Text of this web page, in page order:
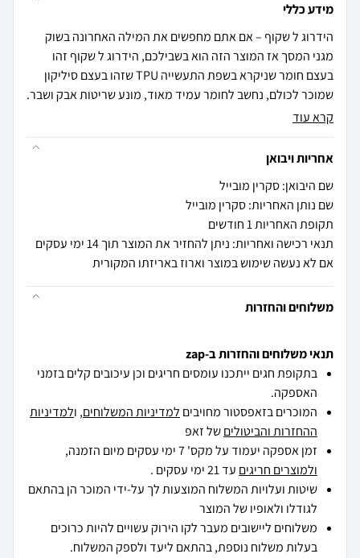
מידע כללי
הידרוג ל שקוף – אם אתם מחפשים את המילה האחרונה בשוק
מגני המסך אז המוצר הזה הוא בשבילכם, הידרוג ל שקוף זהו
בעצם חומר שניקרא בשפת התעשייה TPU שזהו בעצם סיליקון
שמוכר לכולם, נחשב לחומר עמיד מאוד, מונע שריטות אבק ושבר.
קרא עוד
אחריות ויבואן
שם היבואן: סקרין מובייל
שם נותן האחריות: סקרין מובייל
תקופת האחריות 1 חודשים
תנאי רכישה ואחריות: ניתן להחזיר את המוצר תוך 14 ימי עסקים
אם לא נעשה שימוש במוצר וארוז באריזתו המקורית
משלוחים והחזרות
תנאי משלוחים והחזרות ב-zap
בתקופת חגים ייתכנו עומסים חריגים וכן עיכובים קלים בזמני
האספקה.
המוכרים בזאפסטור מחויבים למדיניות המשלוחים, ולמדיניות
ההחזרות והביטוליםשל זאפ
זמן אספקה יעמוד על מקס' 7 ימי עסקים מיום הזמנה,
ולמוצרים חריגים עד 21 ימי עסקים .
שיטות ועלויות המשלוח המוצעות לך על-ידי המוכר הן בהתאם
לגודלו ולאופיו של המוצר
משלוחים ליישובים מעבר לקו הירוק עשויים להיות כרוכים
בעלות משלוח נוספת, בהתאם ליעד ולספק המשלוח.